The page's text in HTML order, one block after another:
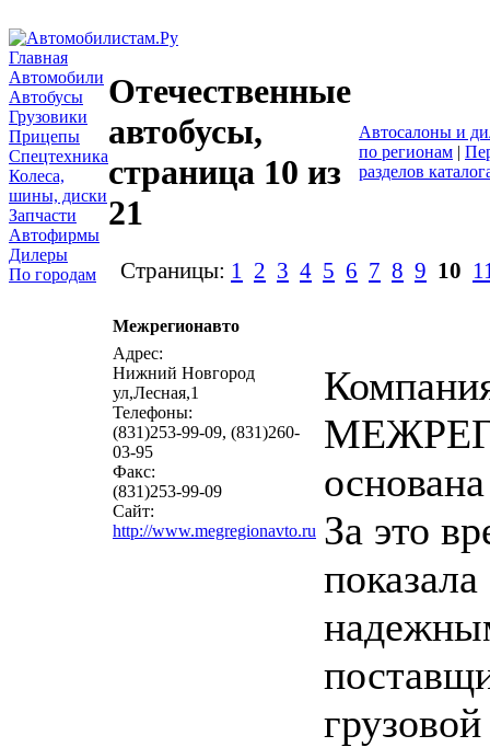
Главная
Автомобили
Автобусы
Грузовики
Прицепы
Спецтехника
Колеса,
шины, диски
Запчасти
Автофирмы
Дилеры
По городам
Отечественные
автобусы,
страница 10 из
21
Автосалоны и
по регионам |
разделов
Страницы: 1 2 3 4 5 6 7 8 9 10
Межрегионавто
Адрес:
Нижний Новгород
ул,Лесная,1
Телефоны:
(831)253-99-09, (831)260-
03-95
Факс:
(831)253-99-09
Сайт:
http://www.megregionavto.ru За это
показала